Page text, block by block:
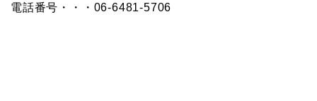
電話番号・・・06-6481-5706